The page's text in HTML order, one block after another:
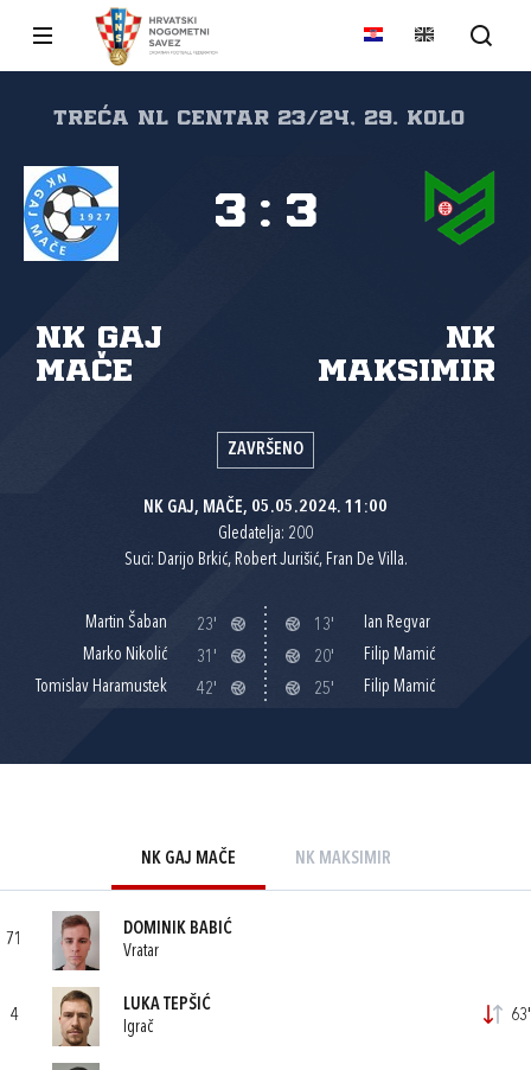
Treća NL Centar 23/24, 29. kolo
NK Gaj
Mače
NK
Maksimir
3 : 3
ZAVRŠENO
NK GAJ, MAČE, 05.05.2024. 11:00
Gledatelja: 200
Suci: Darijo Brkić, Robert Jurišić, Fran De Villa.
Martin Šaban
23'
Marko Nikolić
31'
Tomislav Haramustek
42'
13'
Ian Regvar
20'
Filip Mamić
25'
Filip Mamić
NK GAJ MAČE NK MAKSIMIR
71
DOMINIK BABIĆ
Vratar
4
LUKA TEPŠIĆ
Igrač
63'